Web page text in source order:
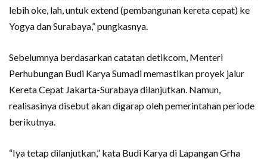
lebih oke, lah, untuk extend (pembangunan kereta cepat) ke
Yogya dan Surabaya,” pungkasnya.
Sebelumnya berdasarkan catatan detikcom, Menteri
Perhubungan Budi Karya Sumadi memastikan proyek jalur
Kereta Cepat Jakarta-Surabaya dilanjutkan. Namun,
realisasinya disebut akan digarap oleh pemerintahan periode
berikutnya.
“Iya tetap dilanjutkan,” kata Budi Karya di Lapangan Grha